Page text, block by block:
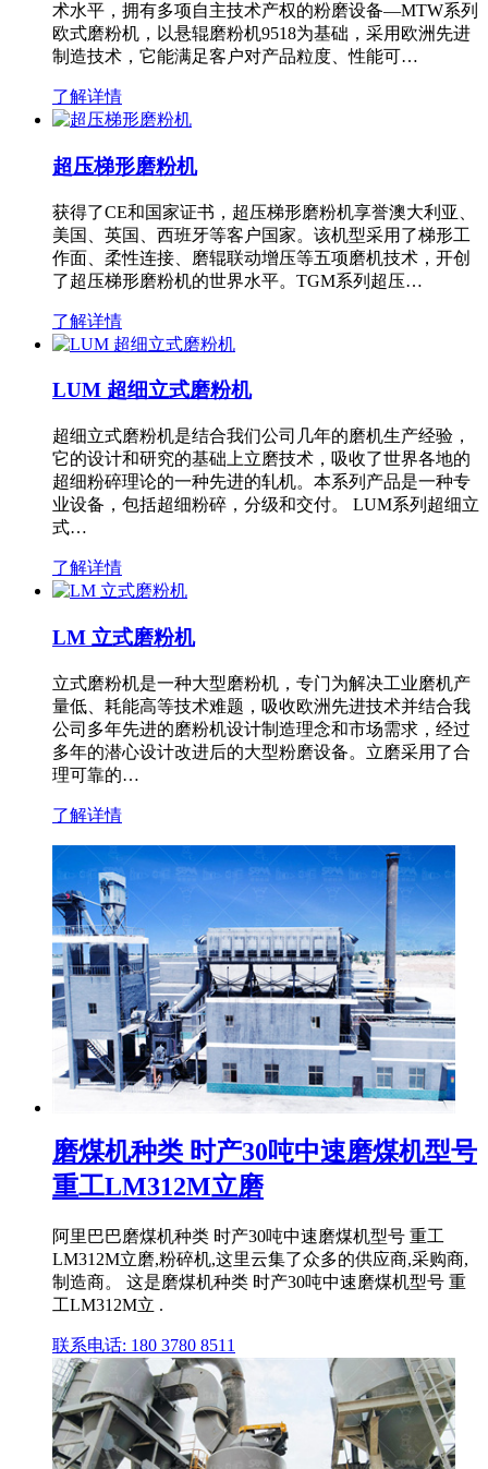
术水平，拥有多项自主技术产权的粉磨设备—MTW系列
欧式磨粉机，以悬辊磨粉机9518为基础，采用欧洲先进
制造技术，它能满足客户对产品粒度、性能可…
了解详情
超压梯形磨粉机
获得了CE和国家证书，超压梯形磨粉机享誉澳大利亚、
美国、英国、西班牙等客户国家。该机型采用了梯形工
作面、柔性连接、磨辊联动增压等五项磨机技术，开创
了超压梯形磨粉机的世界水平。TGM系列超压…
了解详情
LUM 超细立式磨粉机
超细立式磨粉机是结合我们公司几年的磨机生产经验，
它的设计和研究的基础上立磨技术，吸收了世界各地的
超细粉碎理论的一种先进的轧机。本系列产品是一种专
业设备，包括超细粉碎，分级和交付。 LUM系列超细立
式…
了解详情
LM 立式磨粉机
立式磨粉机是一种大型磨粉机，专门为解决工业磨机产
量低、耗能高等技术难题，吸收欧洲先进技术并结合我
公司多年先进的磨粉机设计制造理念和市场需求，经过
多年的潜心设计改进后的大型粉磨设备。立磨采用了合
理可靠的…
了解详情
磨煤机种类 时产30吨中速磨煤机型号
重工LM312M立磨
阿里巴巴磨煤机种类 时产30吨中速磨煤机型号 重工
LM312M立磨,粉碎机,这里云集了众多的供应商,采购商,
制造商。 这是磨煤机种类 时产30吨中速磨煤机型号 重
工LM312M立 .
联系电话: 180 3780 8511